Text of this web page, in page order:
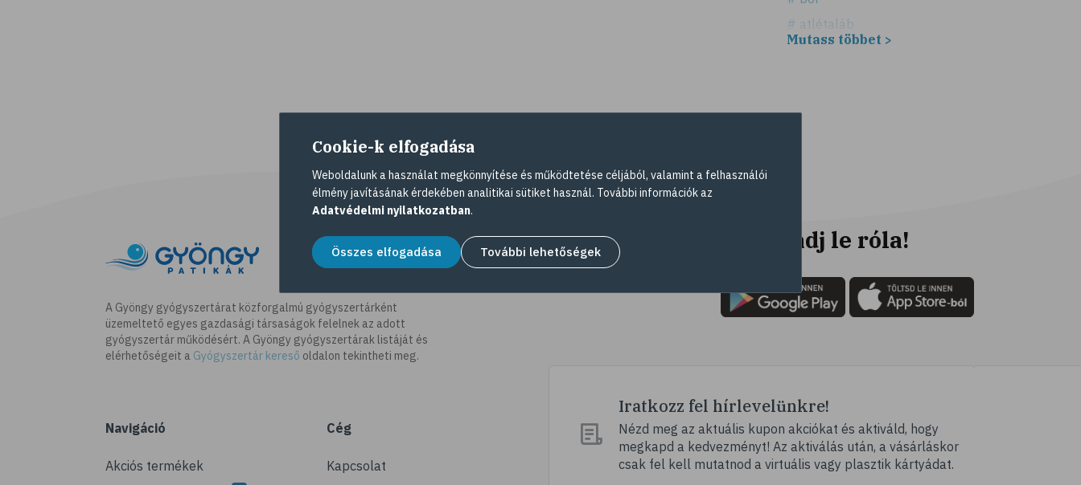
# atlétaláb
# antioxidáns
# @egeszsegmagazin
# öregedés
# ráncosodás
# peeling
# szauna
# pakolás
Mutass többet >
A Gyöngy gyógyszertárat közforgalmú gyógyszertárként
üzemeltető egyes gazdasági társaságok felelnek az adott
gyógyszertár működésért. A Gyöngy gyógyszertárak listáját és
elérhetőségeit a Gyógyszertár kereső oldalon tekintheti meg.
Navigáció
Akciós termékek
Cég
Kapcsolat
Ne maradj le róla!
Iratkozz fel hírlevelünkre!
Nézd meg az aktuális kupon akciókat és aktiváld, hogy
megkapd a kedvezményt! Az aktiválás után, a vásárláskor
csak fel kell mutatnod a virtuális vagy plasztik kártyádat.
Cookie-k elfogadása
Weboldalunk a használat megkönnyítése és működtetése céljából, valamint a felhasználói
élmény javításának érdekében analitikai sütiket használ. További információk az
Adatvédelmi nyilatkozatban.
Összes elfogadása További lehetőségek